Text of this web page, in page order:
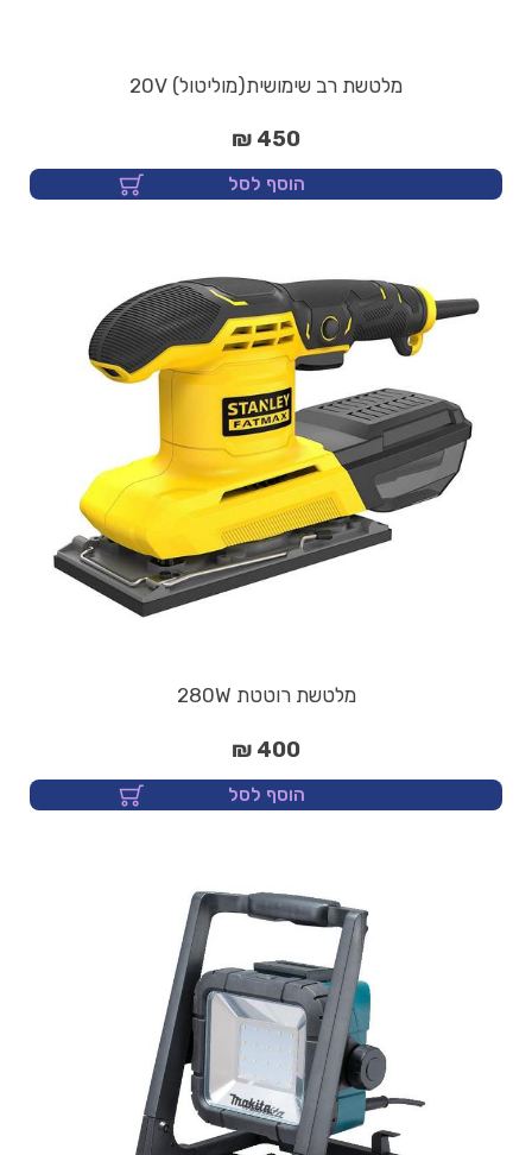
מלטשת רב שימושית(מוליטול) 20V
450 ₪
הוסף לסל
מלטשת רוטטת 280W
400 ₪
הוסף לסל